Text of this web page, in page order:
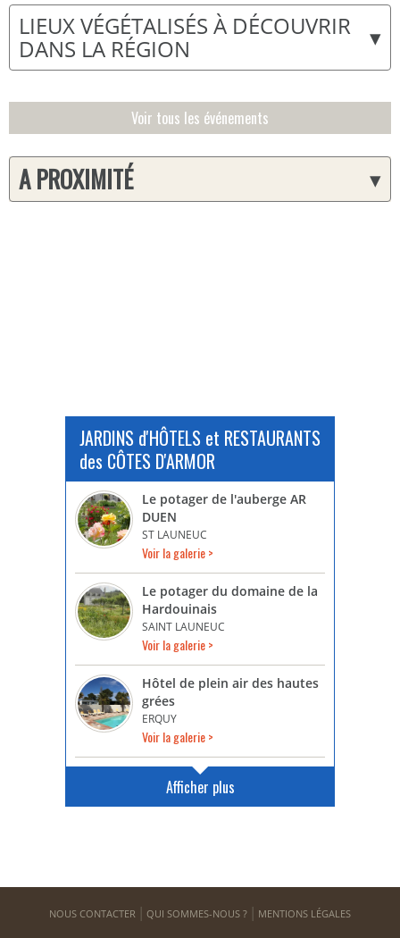
▾
LIEUX VÉGÉTALISÉS À DÉCOUVRIR
DANS LA RÉGION
Voir tous les événements
▾
A PROXIMITÉ
JARDINS d'HÔTELS et RESTAURANTS
des CÔTES D'ARMOR
Le potager de l'auberge AR
DUEN
ST LAUNEUC
Voir la galerie >
Le potager du domaine de la
Hardouinais
SAINT LAUNEUC
Voir la galerie >
Hôtel de plein air des hautes
grées
ERQUY
Voir la galerie >
Afficher plus
NOUS CONTACTER QUI SOMMES-NOUS ? MENTIONS LÉGALES